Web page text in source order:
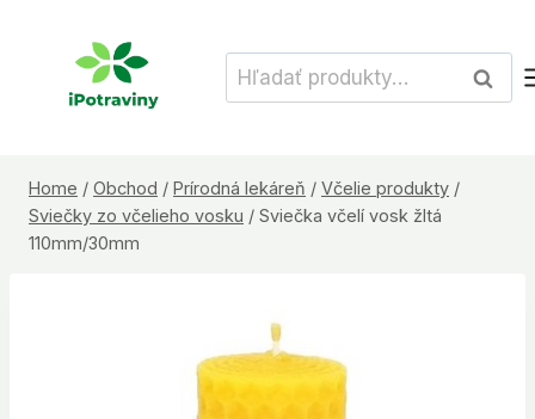
Hľadať:
Home / Obchod / Prírodná lekáreň / Včelie produkty /
Sviečky zo včelieho vosku / Sviečka včelí vosk žltá
110mm/30mm